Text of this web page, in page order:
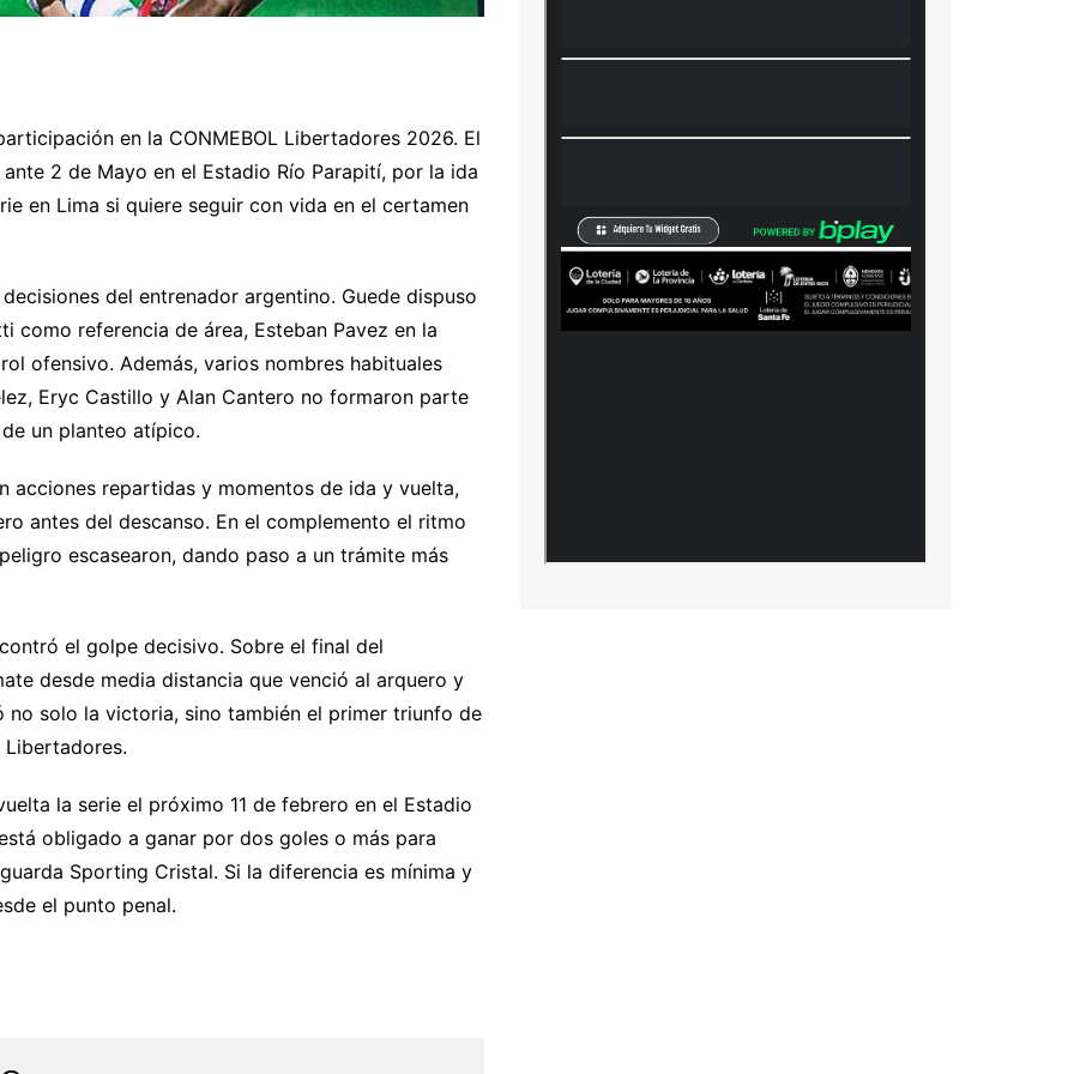
en la CONMEBOL Libertadores 2026. El
2 de Mayo en el Estadio Río Parapití, por la ida
en Lima si quiere seguir con vida en el certamen
del entrenador argentino. Guede dispuso
como referencia de área, Esteban Pavez en la
ofensivo. Además, varios nombres habituales
Eryc Castillo y Alan Cantero no formaron parte
un planteo atípico.
acciones repartidas y momentos de ida y vuelta,
antes del descanso. En el complemento el ritmo
escasearon, dando paso a un trámite más
el golpe decisivo. Sobre el final del
desde media distancia que venció al arquero y
solo la victoria, sino también el primer triunfo de
la serie el próximo 11 de febrero en el Estadio
obligado a ganar por dos goles o más para
Sporting Cristal. Si la diferencia es mínima y
el punto penal.